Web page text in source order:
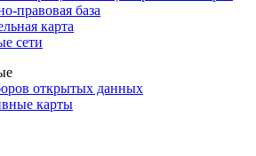
правовая база
карта
сети
открытых данных
карты